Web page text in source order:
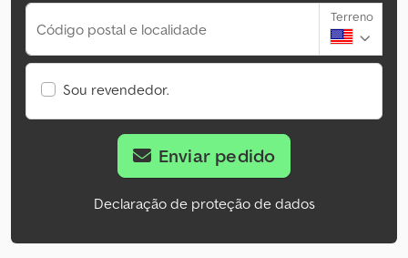
Código postal e localidade
Terreno
Sou revendedor.
Enviar pedido
Declaração de proteção de dados